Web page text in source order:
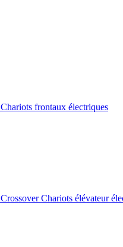
Chariots frontaux électriques
Crossover Chariots élévateur